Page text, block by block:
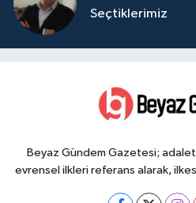
Seçtiklerimiz
Beyaz Gündem Gazetesi;
evrensel ilkleri referans alarak,